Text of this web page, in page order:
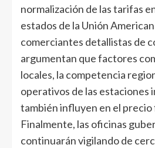
normalización de las tarifas
estados de la Unión
comerciantes detallistas de
argumentan que factores
locales, la competencia
operativos de las estaciones
también influyen en el precio
Finalmente, las oficinas
continuarán vigilando de